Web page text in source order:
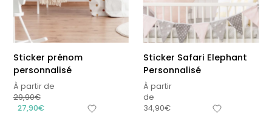
Sticker prénom
personnalisé
À partir de
29,90€
27,90€
Sticker Safari Elephant
Personnalisé
À partir
de
34,90€